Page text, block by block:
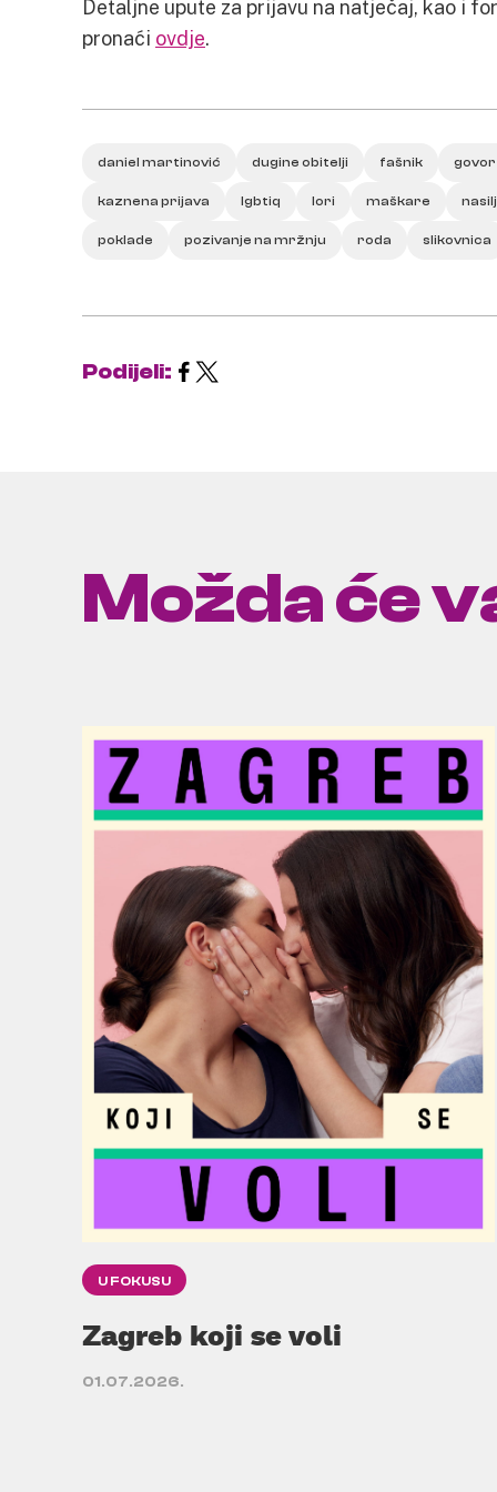
Detaljne upute za prijavu na natječaj, kao i
pronaći ovdje.
daniel martinović dugine obitelji fašnik
kaznena prijava lgbtiq lori maškare
poklade pozivanje na mržnju roda slikovnica
Podijeli:
Možda će
U FOKUSU
Zagreb koji se voli
01.07.2026.